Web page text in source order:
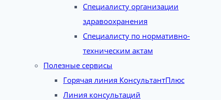
Специалисту организации
здравоохранения
Специалисту по нормативно-
техническим актам
Полезные сервисы
Горячая линия КонсультантПлюс
Линия консультаций